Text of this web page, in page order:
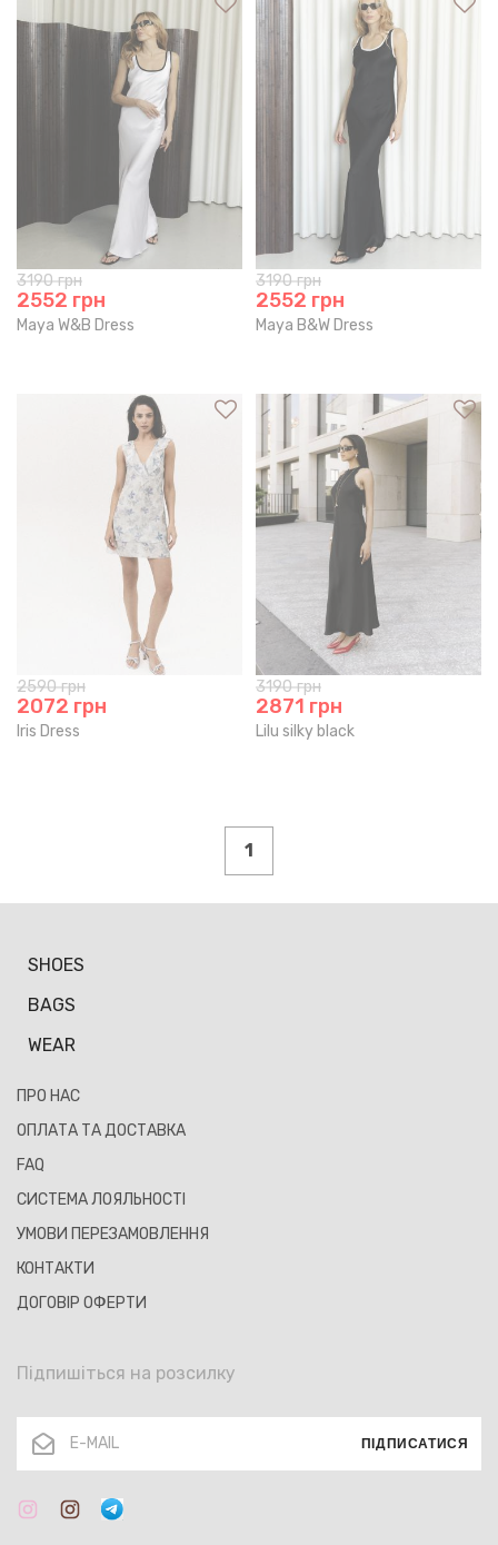
3190грн
2552 грн
Maya W&B Dress
3190грн
2552 грн
Maya B&W Dress
2590грн
2072 грн
Iris Dress
3190грн
2871 грн
Lilu silky black
1
SHOES
BAGS
WEAR
ПРО НАС
ОПЛАТА ТА ДОСТАВКА
FAQ
СИСТЕМА ЛОЯЛЬНОСТІ
УМОВИ ПЕРЕЗАМОВЛЕННЯ
КОНТАКТИ
ДОГОВІР ОФЕРТИ
Підпишіться на розсилку
ПІДПИСАТИСЯ